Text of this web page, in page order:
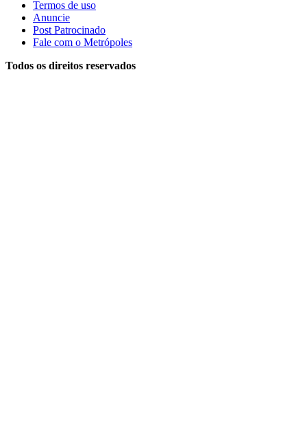
Termos de uso
Anuncie
Post Patrocinado
Fale com o Metrópoles
Todos os direitos reservados